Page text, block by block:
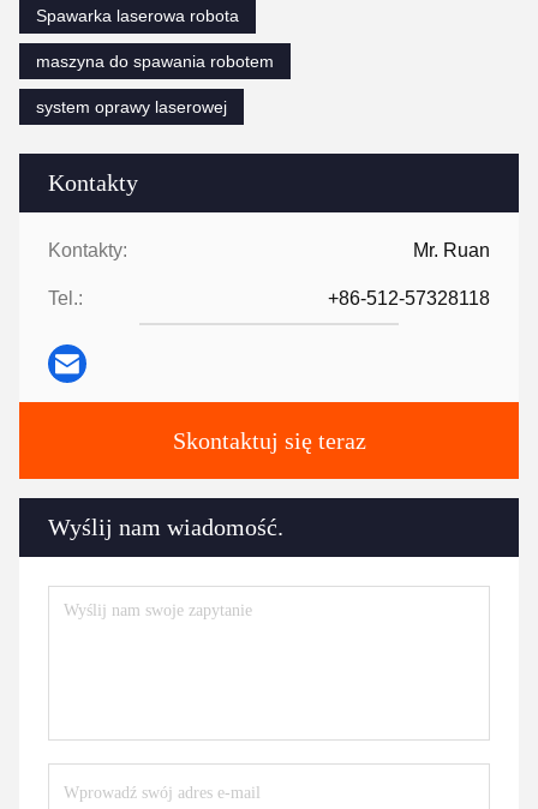
Kontakty
Kontakty: Mr. Ruan
Tel.: +86-512-57328118
Skontaktuj się teraz
Wyślij nam wiadomość.
Spawarka laserowa robota
maszyna do spawania robotem
system oprawy laserowej